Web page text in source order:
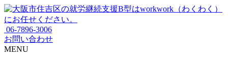
06-7896-3006
お問い合わせ
MENU